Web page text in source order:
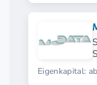
Eigenkapital: